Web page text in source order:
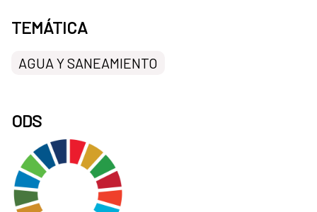
TEMÁTICA
AGUA Y SANEAMIENTO
ODS